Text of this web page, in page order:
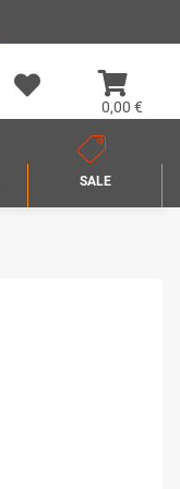
0,00 €
SALE